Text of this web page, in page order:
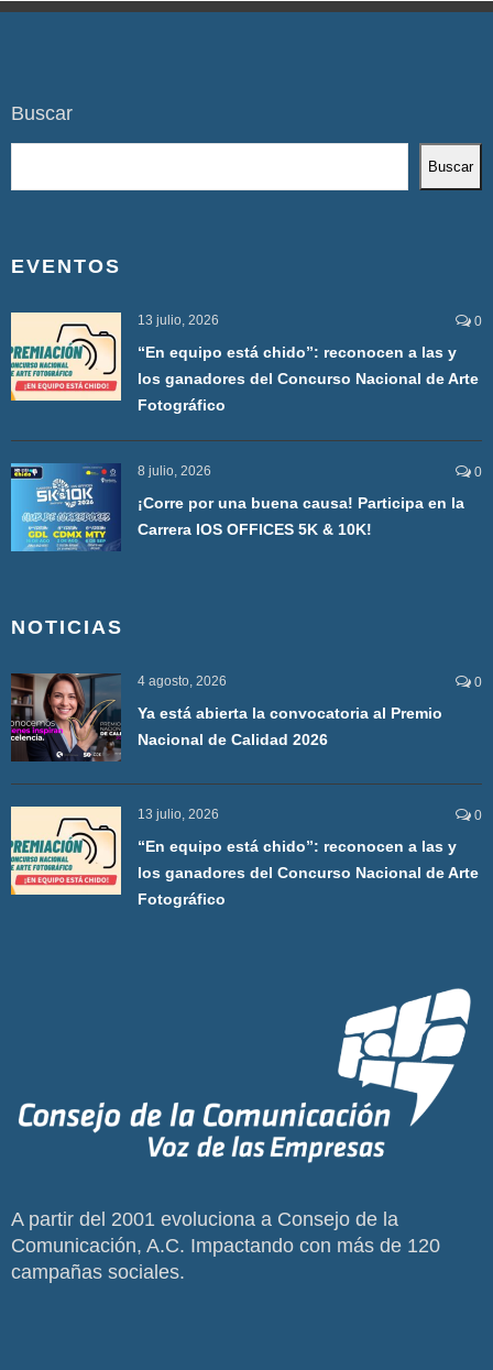
Buscar
Buscar
EVENTOS
13 julio, 2026 0
“En equipo está chido”: reconocen a las y
los ganadores del Concurso Nacional de Arte
Fotográfico
8 julio, 2026 0
¡Corre por una buena causa! Participa en la
Carrera IOS OFFICES 5K & 10K!
NOTICIAS
4 agosto, 2026 0
Ya está abierta la convocatoria al Premio
Nacional de Calidad 2026
13 julio, 2026 0
“En equipo está chido”: reconocen a las y
los ganadores del Concurso Nacional de Arte
Fotográfico
A partir del 2001 evoluciona a Consejo de la
Comunicación, A.C. Impactando con más de 120
campañas sociales.